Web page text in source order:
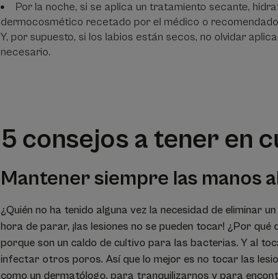
Por la noche, si se aplica un tratamiento secante,
dermocosmético recetado por el médico o
Y, por supuesto, si los labios están secos, no olvidar
necesario.
5 consejos a tener en
Mantener siempre las manos
¿Quién no ha tenido alguna vez la necesidad de eliminar
hora de parar, ¡las lesiones no se pueden tocar! ¿Por
porque son un caldo de cultivo para las bacterias. Y al
infectar otros poros. Así que lo mejor es no tocar las
como un dermatólogo, para tranquilizarnos y para